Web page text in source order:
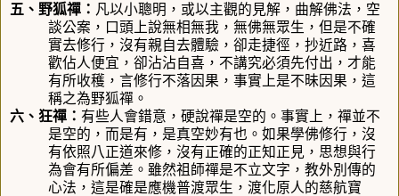
五、野狐禪： 凡以小聰明，或以主觀的見解，曲解佛法，空
談公案，口頭上說無相無我，無佛無眾生，但是不確
實去修行，沒有親自去體驗，卻走捷徑，抄近路，喜
歡佔人便宜，卻沾沾自喜，不講究必須先付出，才能
有所收穫，言修行不落因果，事實上是不昧因果，這
稱之為野狐禪。
六、狂禪： 有些人會錯意，硬說禪是空的。事實上，禪並不
是空的，而是有，是真空妙有也。如果學佛修行，沒
有依照八正道來修，沒有正確的正知正見，思想與行
為會有所偏差。雖然祖師禪是不立文字，教外別傳的
心法，這是確是應機普渡眾生，渡化原人的慈航寶